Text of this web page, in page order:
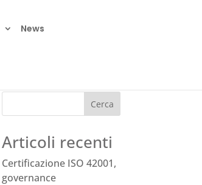
News
Cerca
Articoli recenti
Certificazione ISO 42001,
governance